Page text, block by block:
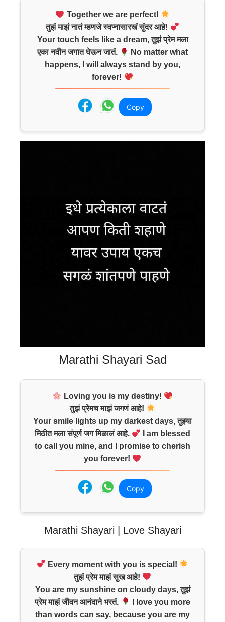
Together we are perfect!
तुझं माझं नातं म्हणजे स्वप्नासारखं सुंदर आहे!
Your touch feels like a dream, तुझं प्रेम मला
एका नवीन जगात घेऊन जातं.
No matter what
happens, I will always stand by you,
forever!
Copy
Marathi Shayari Sad
Loving you is my destiny!
तुझं प्रेमच माझं जगणं आहे!
Your smile lights up my darkest days, तुझ्या
मिठीत मला संपूर्ण जग मिळालं आहे.
I am blessed
to call you mine, and I promise to cherish
you forever!
Copy
Marathi Shayari | Love Shayari
Every moment with you is special!
तुझं प्रेम माझं सुख आहे!
You are my sunshine on cloudy days, तुझं
प्रेम माझं जीवन आनंदाने भरतं.
I love you more
than words can say, because you are my